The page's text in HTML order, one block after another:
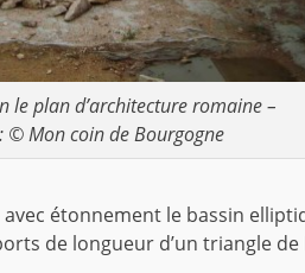
le plan d’architecture romaine –
: © Mon coin de Bourgogne
avec étonnement le bassin
de longueur d’un triangle